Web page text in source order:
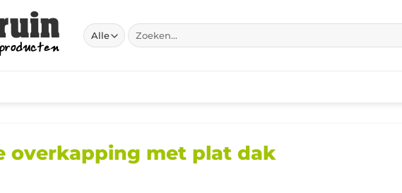
Zoeken
naar:
overkapping met plat dak